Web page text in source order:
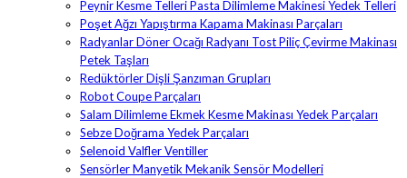
Peynir Kesme Telleri Pasta Dilimleme Makinesi Yedek Telleri
Poşet Ağzı Yapıştırma Kapama Makinası Parçaları
Radyanlar Döner Ocağı Radyanı Tost Piliç Çevirme Makinası
Petek Taşları
Redüktörler Dişli Şanzıman Grupları
Robot Coupe Parçaları
Salam Dilimleme Ekmek Kesme Makinası Yedek Parçaları
Sebze Doğrama Yedek Parçaları
Selenoid Valfler Ventiller
Sensörler Manyetik Mekanik Sensör Modelleri